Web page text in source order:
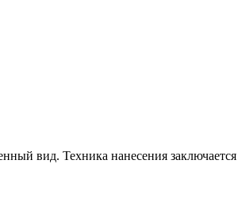
вид. Техника нанесения заключается